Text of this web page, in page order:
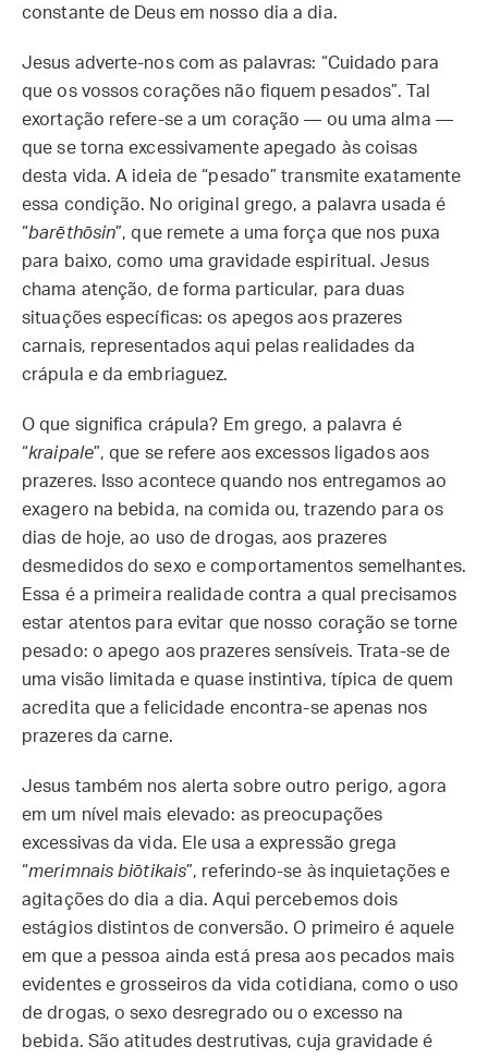
constante de Deus em nosso dia a dia.
Jesus adverte-nos com as palavras: “Cuidado para
que os vossos corações não fiquem pesados”. Tal
exortação refere-se a um coração — ou uma alma —
que se torna excessivamente apegado às coisas
desta vida. A ideia de “pesado” transmite exatamente
essa condição. No original grego, a palavra usada é
“barēthōsin”, que remete a uma força que nos puxa
para baixo, como uma gravidade espiritual. Jesus
chama atenção, de forma particular, para duas
situações específicas: os apegos aos prazeres
carnais, representados aqui pelas realidades da
crápula e da embriaguez.
O que significa crápula? Em grego, a palavra é
“kraipale”, que se refere aos excessos ligados aos
prazeres. Isso acontece quando nos entregamos ao
exagero na bebida, na comida ou, trazendo para os
dias de hoje, ao uso de drogas, aos prazeres
desmedidos do sexo e comportamentos semelhantes.
Essa é a primeira realidade contra a qual precisamos
estar atentos para evitar que nosso coração se torne
pesado: o apego aos prazeres sensíveis. Trata-se de
uma visão limitada e quase instintiva, típica de quem
acredita que a felicidade encontra-se apenas nos
prazeres da carne.
Jesus também nos alerta sobre outro perigo, agora
em um nível mais elevado: as preocupações
excessivas da vida. Ele usa a expressão grega
“merimnais biōtikais”, referindo-se às inquietações e
agitações do dia a dia. Aqui percebemos dois
estágios distintos de conversão. O primeiro é aquele
em que a pessoa ainda está presa aos pecados mais
evidentes e grosseiros da vida cotidiana, como o uso
de drogas, o sexo desregrado ou o excesso na
bebida. São atitudes destrutivas, cuja gravidade é